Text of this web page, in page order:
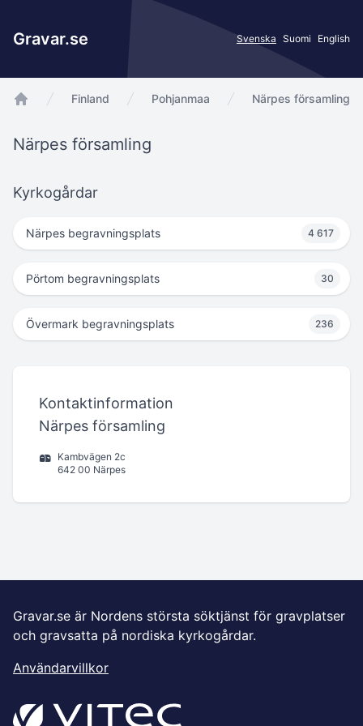
Gravar.se Svenska Suomi English
Finland Pohjanmaa Närpes församling
Närpes församling
Kyrkogårdar
Närpes begravningsplats 4 617
Pörtom begravningsplats 30
Övermark begravningsplats 236
Kontaktinformation
Närpes församling
Kambvägen 2c
642 00 Närpes
Gravar.se är Nordens största söktjänst för gravplatser
och gravsatta på nordiska kyrkogårdar.
Användarvillkor